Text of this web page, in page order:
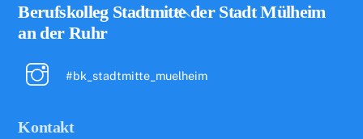
Back
Berufskolleg Stadtmitte der Stadt Mülheim
an der Ruhr
#bk_stadtmitte_muelheim
Kontakt